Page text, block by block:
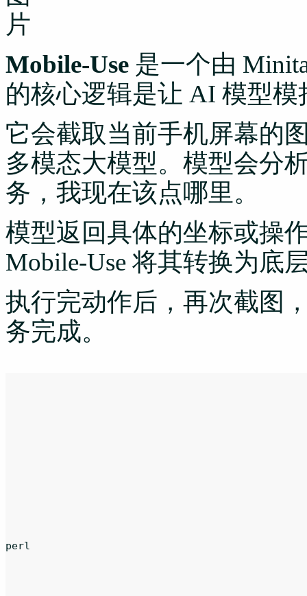
Mobile-Use是一个由
的核心逻辑是让 AI 模型
它会截取当前手机屏幕的
多模态大模型。模型会分
务，我现在该点哪里。
模型返回具体的坐标或操
Mobile-Use 将其转换为底
执行完动作后，再次截图
务完成。
perl